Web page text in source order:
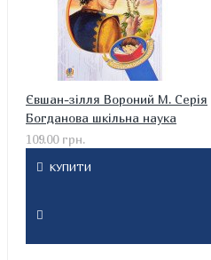
Євшан-зілля Вороний М. Серія
Богданова шкільна наука
109.00 грн.
КУПИТИ